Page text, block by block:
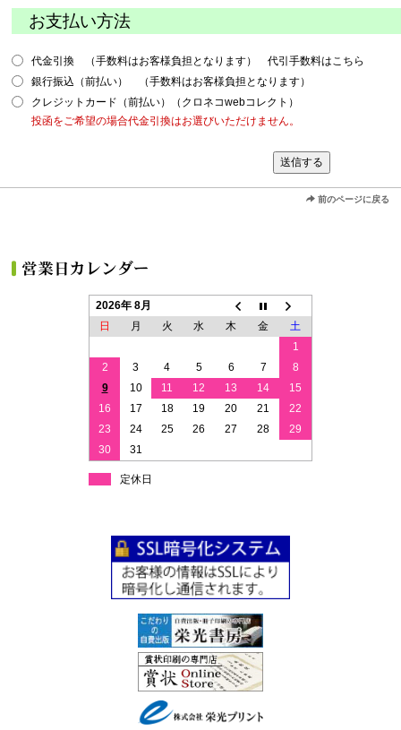
お支払い方法
代金引換 （手数料はお客様負担となります） 代引手数料はこちら
銀行振込（前払い） （手数料はお客様負担となります）
クレジットカード（前払い）（クロネコwebコレクト）
投函をご希望の場合代金引換はお選びいただけません。
前のページに戻る
2026年 8月
日
月 火 水 木 金
土
1
2
3 4 5 6 7
8
9
10 11 12 13 14
15
16
17 18 19 20 21
22
23
24 25 26 27 28
29
30
31
定休日